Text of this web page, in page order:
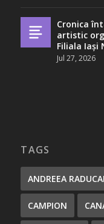
Cronica
artistic
Filiala Iași
Jul 27, 2026
TAGS
ANDREEA
CAMPION